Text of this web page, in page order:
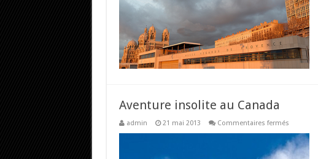
Aventure insolite au Canada
admin 21 mai 2013 Commentaires ferméssur
insolite
au
Canada